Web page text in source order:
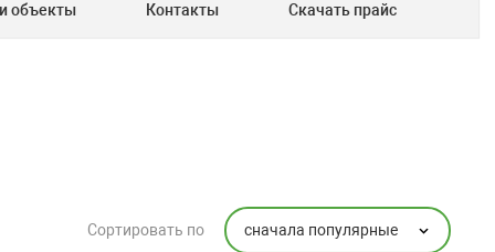
объекты Контакты Скачать прайс
Сортировать по сначала популярные